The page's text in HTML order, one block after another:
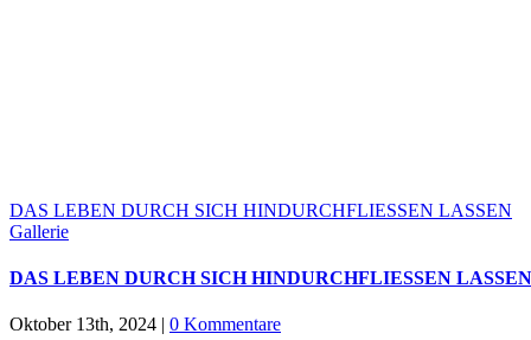
DAS LEBEN DURCH SICH HINDURCHFLIESSEN LASSEN
Gallerie
DAS LEBEN DURCH SICH HINDURCHFLIESSEN LASSEN
Oktober 13th, 2024 | 0 Kommentare